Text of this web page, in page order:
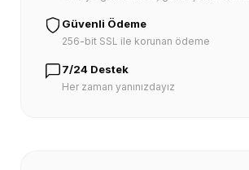
Güvenli Ödeme
256-bit SSL ile korunan ödeme
7/24 Destek
Her zaman yanınızdayız